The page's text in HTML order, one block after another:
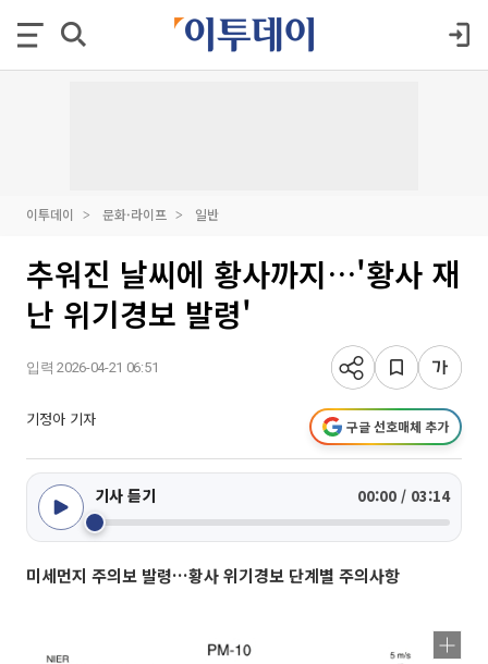
이투데이 문화·라이프 일반
추워진 날씨에 황사까지…'황사 재
난 위기경보 발령'
입력 2026-04-21 06:51
기정아 기자 구글 선호매체 추가
기사 듣기 00:00 / 03:14
미세먼지 주의보 발령…황사 위기경보 단계별 주의사항